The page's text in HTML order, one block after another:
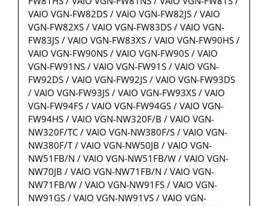
VAIO VGN-FW82DS / VAIO VGN-FW82JS / VAIO
VGN-FW82XS / VAIO VGN-FW83DS / VAIO VGN-
FW83JS / VAIO VGN-FW83XS / VAIO VGN-FW90HS /
VAIO VGN-FW90NS / VAIO VGN-FW90S / VAIO
VGN-FW91NS / VAIO VGN-FW91S / VAIO VGN-
FW92DS / VAIO VGN-FW92JS / VAIO VGN-FW93DS
/ VAIO VGN-FW93JS / VAIO VGN-FW93XS / VAIO
VGN-FW94FS / VAIO VGN-FW94GS / VAIO VGN-
FW94HS / VAIO VGN-NW320F/B / VAIO VGN-
NW320F/TC / VAIO VGN-NW380F/S / VAIO VGN-
NW380F/T / VAIO VGN-NW50JB / VAIO VGN-
NW51FB/N / VAIO VGN-NW51FB/W / VAIO VGN-
NW70JB / VAIO VGN-NW71FB/N / VAIO VGN-
NW71FB/W / VAIO VGN-NW91FS / VAIO VGN-
NW91GS / VAIO VGN-NW91VS / VAIO VGN-